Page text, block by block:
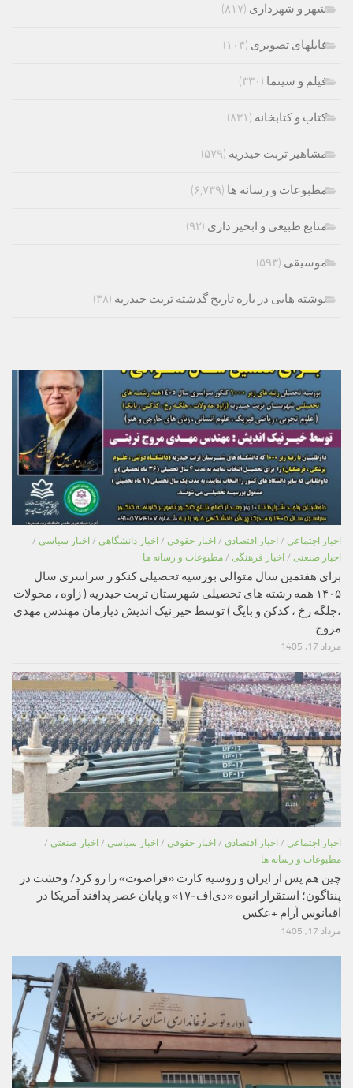
شهر و شهرداری (۸۱۷)
فایلهای تصویری (۱۰۴)
فیلم و سینما (۳۳۰)
کتاب و کتابخانه (۸۳۱)
مشاهیر تربت حیدریه (۵۷۹)
مطبوعات و رسانه ها (۶,۷۳۹)
منابع طبیعی و ابخیز داری (۹۲)
موسیقی (۵۹۳)
نوشته هایی در باره تاریخ گذشته تربت حیدریه (۳۸)
اخبار اجتماعی / اخبار اقتصادی / اخبار حقوقی / اخبار دانشگاهی / اخبار سیاسی /
اخبار صنعتی / اخبار فرهنگی / مطبوعات و رسانه ها
برای هفتمین سال متوالی بورسیه تحصیلی کنکو ر سراسری سال
۱۴۰۵ همه رشته های تحصیلی شهرستان تربت حیدریه ( زاوه ، محولات
،جلگه رخ ، کدکن و بایگ ) توسط خیر نیک اندیش دیارمان مهندس مهدی
مروج
مرداد 17, 1405
اخبار اجتماعی / اخبار اقتصادی / اخبار حقوقی / اخبار سیاسی / اخبار صنعتی /
مطبوعات و رسانه ها
چین هم پس از ایران و روسیه کارت «فراصوت» را رو کرد/ وحشت در
پنتاگون؛ استقرار انبوه «دی‌اف‑۱۷» و پایان عصر پدافند آمریکا در
اقیانوس آرام +عکس
مرداد 17, 1405